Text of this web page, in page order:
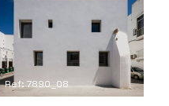
Ref: 7890_08